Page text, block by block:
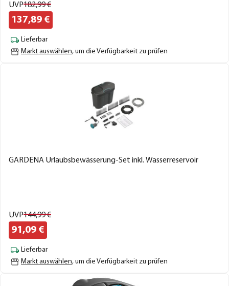
UVP182,99€
137,89 €
Lieferbar
Markt auswählen, um die Verfügbarkeit zu prüfen
GARDENA Urlaubsbewässerung-Set inkl. Wasserreservoir
UVP144,99€
91,09 €
Lieferbar
Markt auswählen, um die Verfügbarkeit zu prüfen